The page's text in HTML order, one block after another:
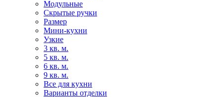
Модульные
Скрытые ручки
Размер
Мини-кухни
Узкие
3 кв. м.
5 кв. м.
6 кв. м.
9 кв. м.
Все для кухни
Варианты отделки